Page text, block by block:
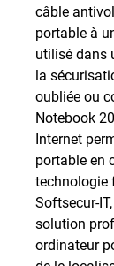
câble
portable à
utilisé dans
la
oubliée ou
Notebook
Internet
portable en
technologie
Softsecur-
solution
ordinateur